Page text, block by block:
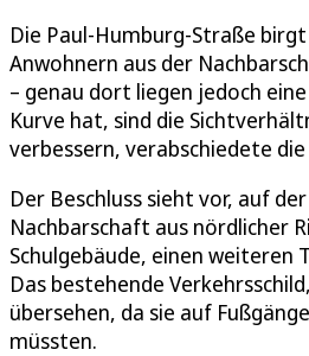
Die Paul-Humburg-Straße
Anwohnern aus der
– genau dort liegen jedoch
Kurve hat, sind die
verbessern, verabschiedete
Der Beschluss sieht vor, auf
Nachbarschaft aus nördlicher
Schulgebäude, einen weiteren
Das bestehende
übersehen, da sie auf
müssten.